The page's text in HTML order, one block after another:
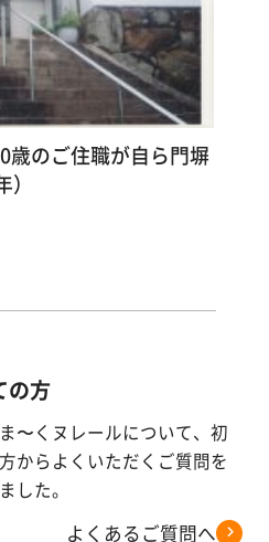
歳のご住職が自ら門塀
の方
〜くヌレールについて、初
からよくいただくご質問を
した。
よくあるご質問へ